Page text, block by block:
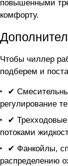
повышенными
комфорту.
Чтобы чиллер
подберем и
✔
регулирование
✔
потоками
✔ Фанкойлы,
распределению